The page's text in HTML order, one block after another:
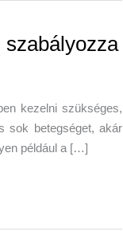
szabályozza
kezelni szükséges,
sok betegséget, akár
például a […]